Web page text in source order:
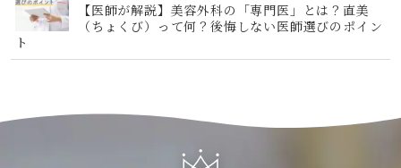
【医師が解説】美容外科の「専門医」とは？直美
（ちょくび）って何？後悔しない医師選びのポイン
ト